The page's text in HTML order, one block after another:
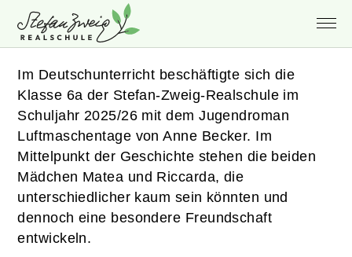
Im Deutschunterricht beschäftigte sich die
Klasse 6a der Stefan-Zweig-Realschule im
Schuljahr 2025/26 mit dem Jugendroman
Luftmaschentage von Anne Becker. Im
Mittelpunkt der Geschichte stehen die beiden
Mädchen Matea und Riccarda, die
unterschiedlicher kaum sein könnten und
dennoch eine besondere Freundschaft
entwickeln.